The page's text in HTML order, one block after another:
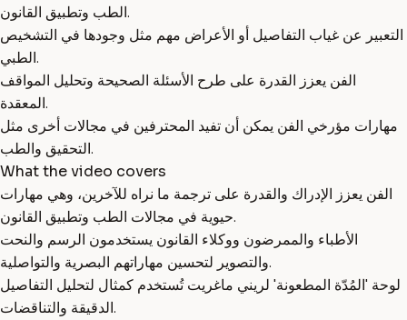
الطب وتطبيق القانون.
التعبير عن غياب التفاصيل أو الأعراض مهم مثل وجودها في التشخيص
الطبي.
الفن يعزز القدرة على طرح الأسئلة الصحيحة وتحليل المواقف
المعقدة.
مهارات مؤرخي الفن يمكن أن تفيد المحترفين في مجالات أخرى مثل
التحقيق والطب.
What the video covers
الفن يعزز الإدراك والقدرة على ترجمة ما نراه للآخرين، وهي مهارات
حيوية في مجالات الطب وتطبيق القانون.
الأطباء والممرضون ووكلاء القانون يستخدمون الرسم والنحت
والتصوير لتحسين مهاراتهم البصرية والتواصلية.
لوحة 'المُدّة المطعونة' لريني ماغريت تُستخدم كمثال لتحليل التفاصيل
الدقيقة والتناقضات.